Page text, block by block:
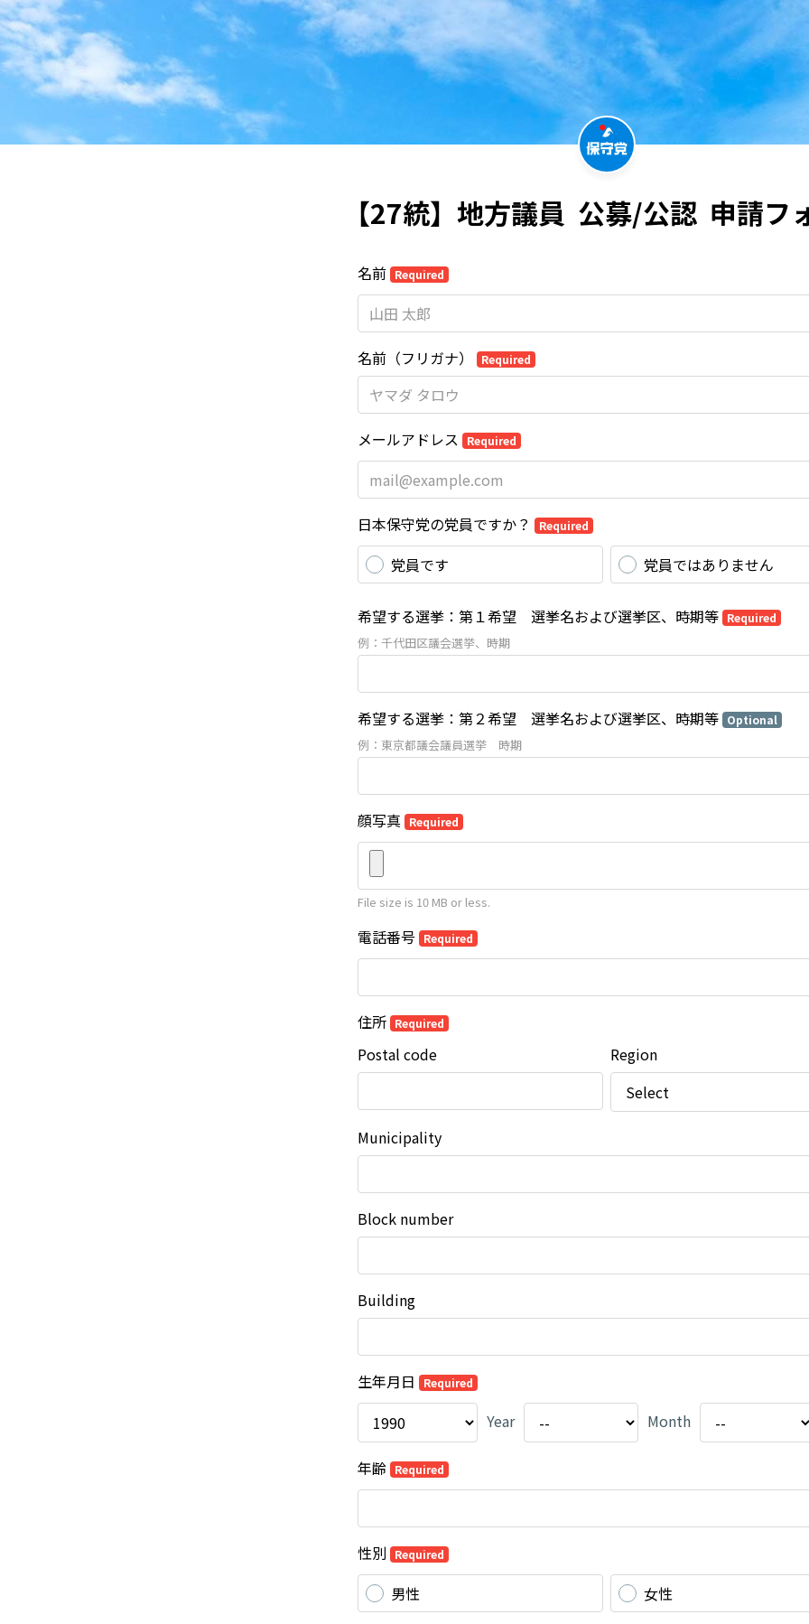
【27統】地方議員  公募/公認  申請フ
名前 Required
名前（フリガナ） Required
メールアドレス Required
日本保守党の党員ですか？ Required
党員です 党員ではありません
希望する選挙：第１希望 選挙名および選挙区、時期等 Required
例：千代田区議会選挙、時期
希望する選挙：第２希望 選挙名および選挙区、時期等 Optional
例：東京都議会議員選挙 時期
顔写真 Required
File size is 10 MB or less.
電話番号 Required
住所 Required
Postal code Region
Municipality
Block number
Building
生年月日 Required
Year Month
年齢 Required
性別 Required
男性 女性